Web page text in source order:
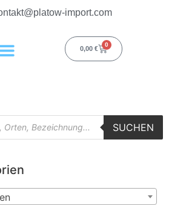
import.com
0,00 €
0
SUCHEN